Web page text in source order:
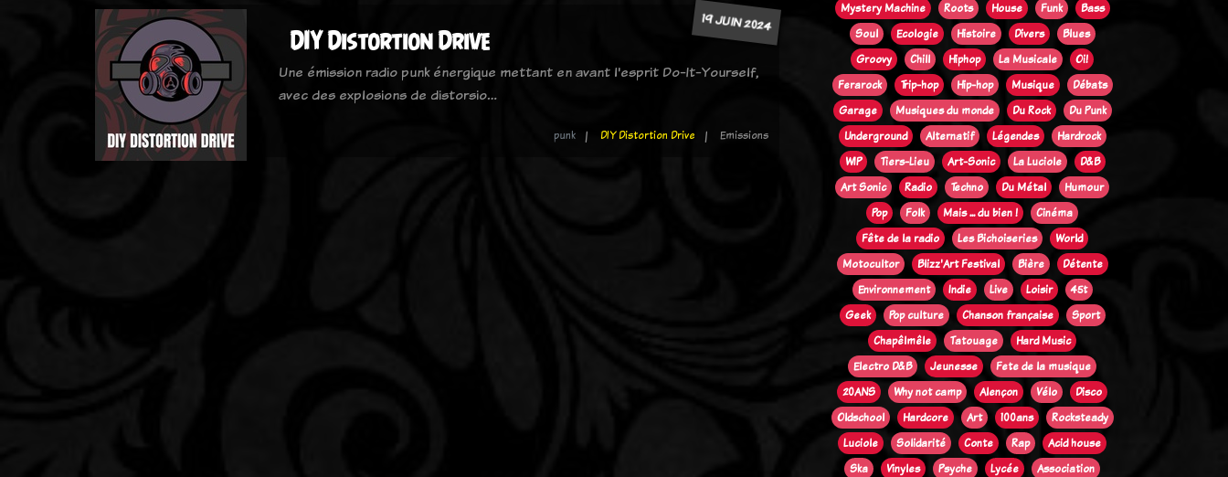
19 JUIN 2024
DIY Distortion Drive
Une émission radio punk énergique mettant en avant l'esprit Do-It-Yourself,
avec des explosions de distorsio…
punk DIY Distortion Drive Emissions
Mystery Machine
Roots House Funk
Bass
Soul
Ecologie Histoire Divers
Blues
Groovy
Chill Hiphop La Musicale
Oi!
Ferarock
Trip-hop Hip-hop Musique
Débats
Garage
Musiques du monde Du Rock
Du Punk
Underground
Alternatif Légendes
Hardrock
WIP
Tiers-Lieu Art-Sonic La Luciole
D&B
Art Sonic
Radio Techno Du Métal
Humour
Pop
Folk Mais ... du bien !
Cinéma
Fête de la radio
Les Bichoiseries
World
Motocultor
Blizz'Art Festival Bière
Détente
Environnement
Indie Live Loisir
45t
Geek
Pop culture Chanson française
Sport
Chapêlmêle
Tatouage
Hard Music
Electro D&B
Jeunesse
Fete de la musique
20ANS
Why not camp Alençon Vélo
Disco
Oldschool
Hardcore Art 100ans
Rocksteady
Luciole
Solidarité Conte Rap
Acid house
Ska
Vinyles Psyche Lycée
Association